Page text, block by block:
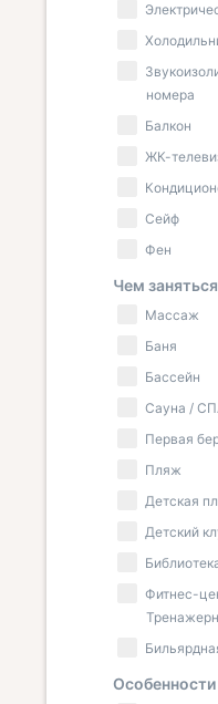
номера
Балкон
ЖК-
Сейф
Фен
Чем заняться
Массаж
Баня
Бассейн
Сауна /
Первая
Пляж
Детская
Детский
Фитнес-